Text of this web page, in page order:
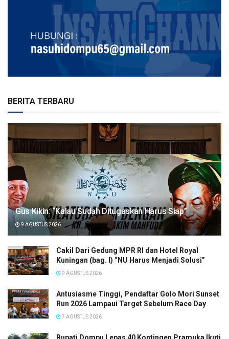
BERITA TERBARU
Gus Kikin: “Kalau Sudah Ditugaskan Harus Siap”
9 AGUSTUS 2026
Cakil Dari Gedung MPR RI dan Hotel Royal
Kuningan (bag. I) “NU Harus Menjadi Solusi”
9 AGUSTUS 2026
Antusiasme Tinggi, Pendaftar Golo Mori Sunset
Run 2026 Lampaui Target Sebelum Race Day
7 AGUSTUS 2026